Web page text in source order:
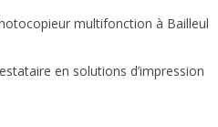
multifonction à Bailleul
en solutions d’impression